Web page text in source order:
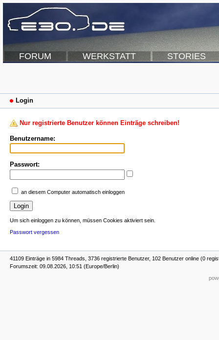
FORUM WERKSTATT STORIES
Login
Nur registrierte Benutzer können Einträge schreiben!
Benutzername:
Passwort:
an diesem Computer automatisch einloggen
Um sich einloggen zu können, müssen Cookies aktiviert sein.
Passwort vergessen
41109 Einträge in 5984 Threads, 3736 registrierte Benutzer, 102 Benutzer online (0
Forumszeit: 09.08.2026, 10:51 (Europe/Berlin)